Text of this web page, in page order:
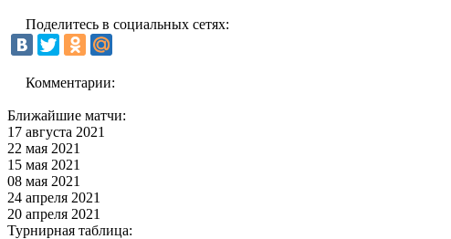
Поделитесь в социальных сетях:
Комментарии:
Ближайшие матчи:
17 августа 2021
22 мая 2021
15 мая 2021
08 мая 2021
24 апреля 2021
20 апреля 2021
Турнирная таблица: